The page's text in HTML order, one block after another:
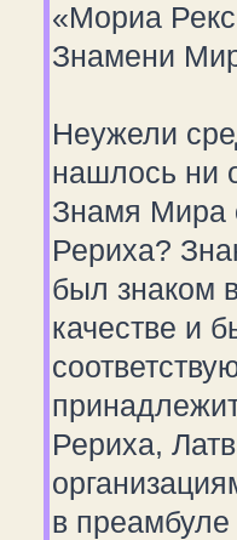
«Мориа
Знамени
Неужели
нашлось ни
Знамя Мира
Рериха?
был знаком
качестве и
Рериха,
в